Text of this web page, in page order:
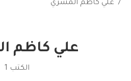
علي كاظم المشري
علي كاظم
الكتب 1